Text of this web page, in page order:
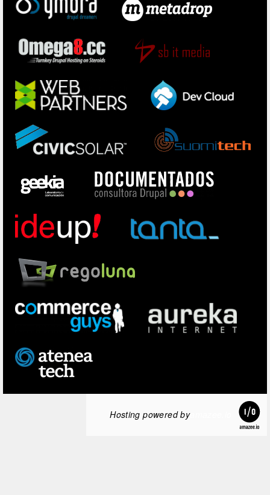
Hosting powered byamazee.io